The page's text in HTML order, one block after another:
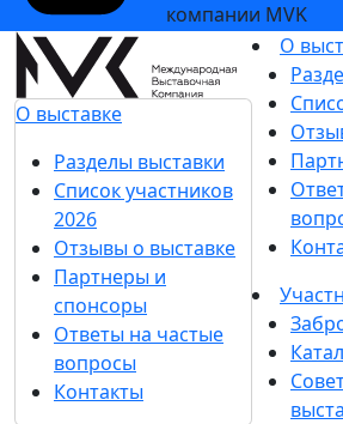
компании MVK
О выставке
Разделы выставки
Список участников
2026
Отзывы о выставке
Партнеры и
спонсоры
Ответы на частые
вопросы
Контакты
О